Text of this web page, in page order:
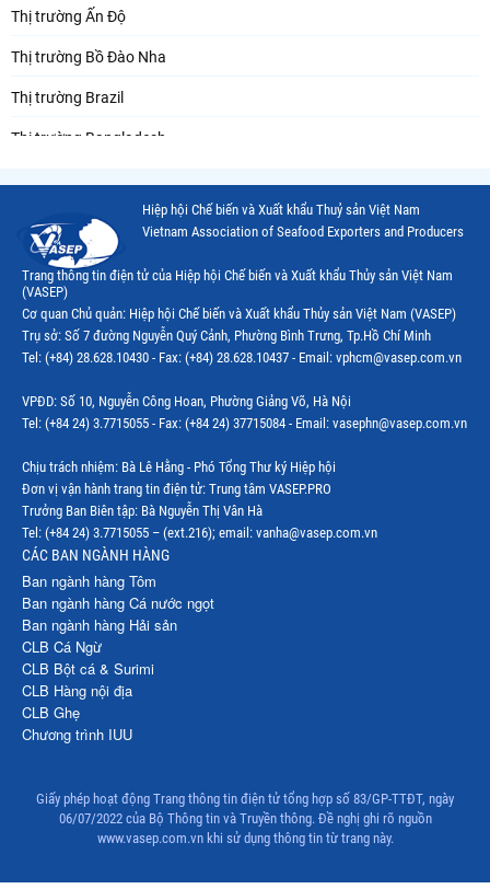
Thị trường Ấn Độ
Thị trường Bồ Đào Nha
Thị trường Brazil
Thị trường Bangladesh
Thị trường Canada
Thị trường Ecuador
Thị trường EU
Thị trường Indonesia
Thị trường Mỹ
Thị trường Nga
Thị trường Hàn Quốc
Thị trường Nhật Bản
Thị trường Thái Lan
Thị trường Trung Quốc
Thị trường Philippines
Thị trường Tây Ban Nha
Thị trường thủy sản khác
Hiệp hội Chế biến và Xuất khẩu Thuỷ sản Việt Nam
Vietnam Association of Seafood Exporters and Producers
Trang thông tin điện tử của Hiệp hội Chế biến và Xuất khẩu Thủy sản Việt Nam
(VASEP)
Cơ quan Chủ quản: Hiệp hội Chế biến và Xuất khẩu Thủy sản Việt Nam (VASEP)
Trụ sở: Số 7 đường Nguyễn Quý Cảnh, Phường Bình Trưng, Tp.Hồ Chí Minh
Tel: (+84) 28.628.10430 - Fax: (+84) 28.628.10437 - Email: vphcm@vasep.com.vn
VPĐD: Số 10, Nguyễn Công Hoan, Phường Giảng Võ, Hà Nội
Tel: (+84 24) 3.7715055 - Fax: (+84 24) 37715084 - Email: vasephn@vasep.com.vn
Chịu trách nhiệm: Bà Lê Hằng - Phó Tổng Thư ký Hiệp hội
Đơn vị vận hành trang tin điện tử: Trung tâm VASEP.PRO
Trưởng Ban Biên tập: Bà Nguyễn Thị Vân Hà
Tel: (+84 24) 3.7715055 – (ext.216); email: vanha@vasep.com.vn
CÁC BAN NGÀNH HÀNG
Ban ngành hàng Tôm
Ban ngành hàng Cá nước ngọt
Ban ngành hàng Hải sản
CLB Cá Ngừ
CLB Bột cá & Surimi
CLB Hàng nội địa
CLB Ghẹ
Chương trình IUU
Giấy phép hoạt động Trang thông tin điện tử tổng hợp số 83/GP-TTĐT, ngày
06/07/2022 của Bộ Thông tin và Truyền thông. Đề nghị ghi rõ nguồn
www.vasep.com.vn khi sử dụng thông tin từ trang này.